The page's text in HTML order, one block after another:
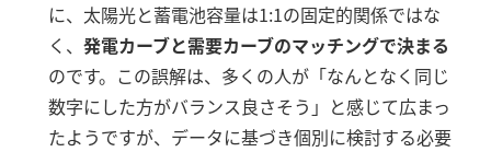
に、太陽光と蓄電池容量は1:1の固定的関係ではな
く、 発電カーブと需要カーブのマッチングで決まる
のです。この誤解は、多くの人が「なんとなく同じ
数字にした方がバランス良さそう」と感じて広まっ
たようですが、データに基づき個別に検討する必要